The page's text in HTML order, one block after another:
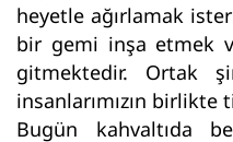
heyetle ağırlamak
bir gemi inşa etmek
gitmektedir. Ortak
insanlarımızın birlikte
Bugün kahvaltıda